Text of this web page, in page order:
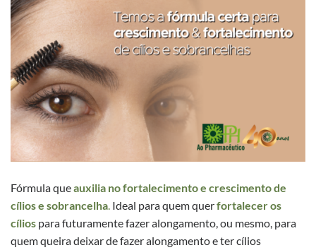
Fórmula queauxilia no fortalecimento e crescimento de
cílios e sobrancelha Ideal para quem querfortalecer os
cílios para futuramente fazer alongamento, ou mesmo, para
quem queira deixar de fazer alongamento e ter cílios